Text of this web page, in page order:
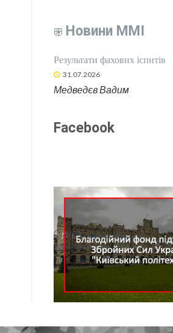
Новини ММІ
Результати фахових іспитів
31.07.2026
Медведєв Вадим
Facebook